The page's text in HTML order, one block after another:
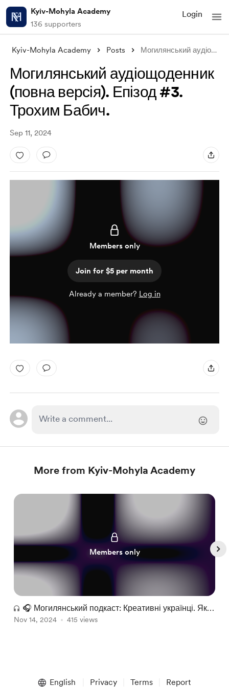
Kyiv-Mohyla Academy
136 supporters
Login
Kyiv-Mohyla Academy Posts Могилянський аудіощоденник (повна версія
Могилянський аудіощоденник
(повна версія). Епізод #3.
Трохим Бабич.
Sep 11, 2024
Members only
Join for $5 per month
Already a member? Log in
More from Kyiv-Mohyla Academy
Members only
🎧 Могилянський подкаст: Креативні українці. Як
розвивати власну креативність?|Влад Болсун
Nov 14, 2024 415 views
English Privacy Terms Report